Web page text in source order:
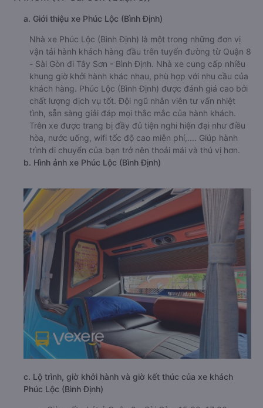
a. Giới thiệu xe Phúc Lộc (Bình Định)
Nhà xe Phúc Lộc (Bình Định) là một trong những đơn vị
vận tải hành khách hàng đầu trên tuyến đường từ Quận 8
- Sài Gòn đi Tây Sơn - Bình Định. Nhà xe cung cấp nhiều
khung giờ khởi hành khác nhau, phù hợp với nhu cầu của
khách hàng. Phúc Lộc (Bình Định) được đánh giá cao bởi
chất lượng dịch vụ tốt. Đội ngũ nhân viên tư vấn nhiệt
tình, sẵn sàng giải đáp mọi thắc mắc của hành khách.
Trên xe được trang bị đầy đủ tiện nghi hiện đại như điều
hòa, nước uống, wifi tốc độ cao miễn phí,.... Giúp hành
trình di chuyển của bạn trở nên thoải mái và thú vị hơn.
b. Hình ảnh xe Phúc Lộc (Bình Định)
c. Lộ trình, giờ khởi hành và giờ kết thúc của xe khách
Phúc Lộc (Bình Định)